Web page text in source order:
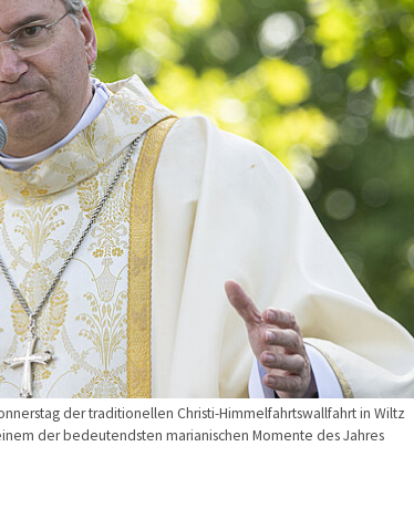
der traditionellen Christi-Himmelfahrtswallfahrt in Wiltz
der bedeutendsten marianischen Momente des Jahres